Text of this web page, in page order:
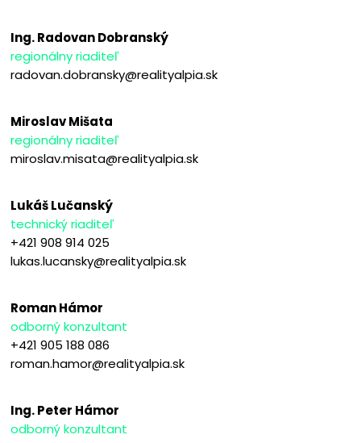
Ing. Radovan Dobranský
regionálny riaditeľ
radovan.dobransky@realityalpia.sk
Miroslav Mišata
regionálny riaditeľ
miroslav.misata@realityalpia.sk
Lukáš Lučanský
technický riaditeľ
+421 908 914 025
lukas.lucansky@realityalpia.sk
Roman Hámor
odborný konzultant
+421 905 188 086
roman.hamor@realityalpia.sk
Ing. Peter Hámor
odborný konzultant